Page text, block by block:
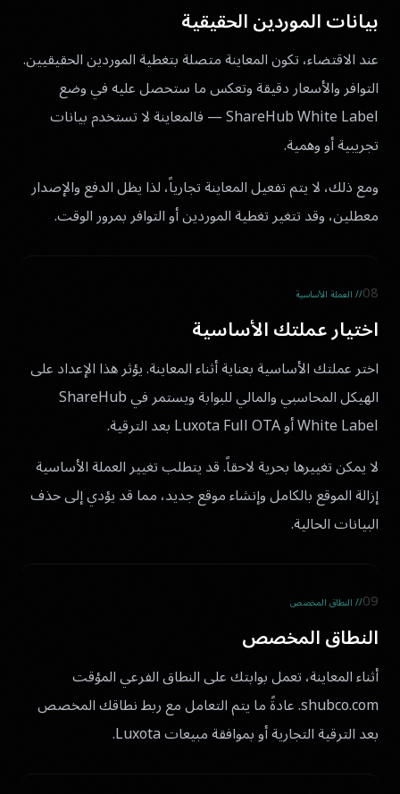
بيانات الموردين الحقيقية
عند الاقتضاء، تكون المعاينة متصلة بتغطية الموردين الحقيقيين.
التوافر والأسعار دقيقة وتعكس ما ستحصل عليه في وضع
ShareHub White Label — فالمعاينة لا تستخدم بيانات
تجريبية أو وهمية.
ومع ذلك، لا يتم تفعيل المعاينة تجارياً، لذا يظل الدفع والإصدار
معطلين، وقد تتغير تغطية الموردين أو التوافر بمرور الوقت.
08// العملة الأساسية
اختيار عملتك الأساسية
اختر عملتك الأساسية بعناية أثناء المعاينة. يؤثر هذا الإعداد على
الهيكل المحاسبي والمالي للبوابة ويستمر في ShareHub
White Label أو Luxota Full OTA بعد الترقية.
لا يمكن تغييرها بحرية لاحقاً. قد يتطلب تغيير العملة الأساسية
إزالة الموقع بالكامل وإنشاء موقع جديد، مما قد يؤدي إلى حذف
البيانات الحالية.
09// النطاق المخصص
النطاق المخصص
أثناء المعاينة، تعمل بوابتك على النطاق الفرعي المؤقت
shubco.com. عادةً ما يتم التعامل مع ربط نطاقك المخصص
بعد الترقية التجارية أو بموافقة مبيعات Luxota.